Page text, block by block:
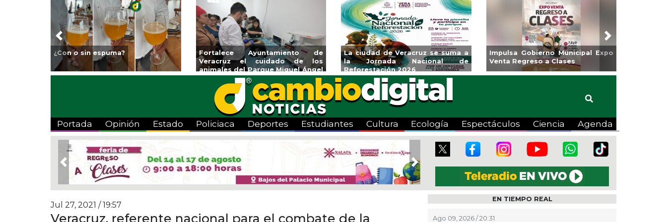
Reabrirá Coatzacoalcos la
Alberca Semiolímpica Zona
Centro
Invita Ayuntamiento de Veracruz
a Temporada de Artes “Escena
Viva”
Aplicará CMAS el Programa de
Tandeo durante agosto
Guarniciones y banquetas para la
colonia El Mango en Pánuco
Previous Next
Portada Opinión Estado Policiaca Deportes Estudiantes Cultura Ecología Espectáculos Ciencia Agenda
Previous Next
Jul 27, 2021 / 19:57
Veracruz, referente nacional para el combate de la
EN TIEMPO REAL
Ago 09, 2026 / 20:31